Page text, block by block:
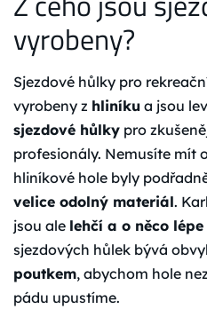
vyrobeny?
Sjezdové hůlky pro
vyrobeny z hliníku a jsou
sjezdové hůlky pro
profesionály. Nemusíte mít
hliníkové hole byly
velice odolný materiál.
jsou ale lehčí a o něco
sjezdových hůlek bývá
poutkem, abychom hole
pádu upustíme.